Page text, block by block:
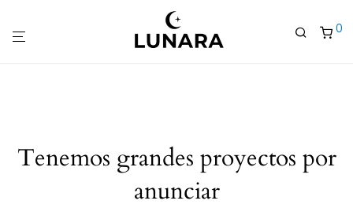
0
Tenemos grandes proyectos por
anunciar